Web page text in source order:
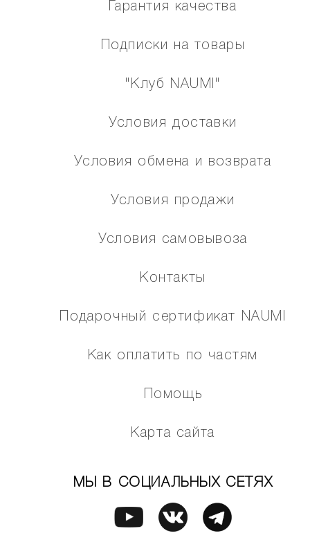
Гарантия качества
Подписки на товары
"Клуб NAUMI"
Условия доставки
Условия обмена и возврата
Условия продажи
Условия самовывоза
Контакты
Подарочный сертификат NAUMI
Как оплатить по частям
Помощь
Карта сайта
МЫ В СОЦИАЛЬНЫХ СЕТЯХ